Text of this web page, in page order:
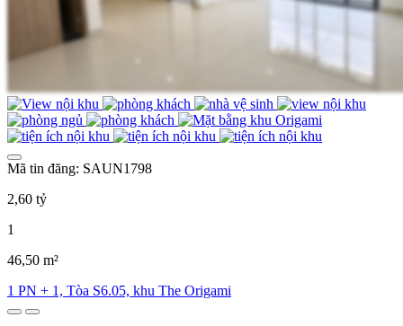
Mã tin đăng: SAUN1798
2,60 tỷ
1
46,50 m²
1 PN + 1, Tòa S6.05, khu The Origami